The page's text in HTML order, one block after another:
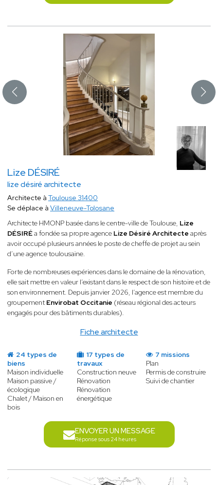
Lize DÉSIRÉ
lize désiré architecte
Fiche architecte
Architecte à Toulouse 31400
Se déplace à Villeneuve-Tolosane
Architecte HMONP basée dans le centre-ville de Toulouse, Lize
DÉSIRÉa fondée sa propre agence Lize Désiré Architecte après
avoir occupé plusieurs années le poste de cheffe de projet au sein
d’une agence toulousaine.
Forte de nombreuses expériences dans le domaine de la rénovation,
elle sait mettre en valeur l’existant dans le respect de son histoire et de
son environnement. Depuis janvier 2026, l’agence est membre du
groupement Envirobat Occitanie (réseau régional des acteurs
engagés pour des bâtiments durables).
24 types de
biens
Maison individuelle
Maison passive /
écologique
Chalet / Maison en
bois
17 types de
travaux
Construction neuve
Rénovation
Rénovation
énergétique
7 missions
Plan
Permis de construire
Suivi de chantier
ENVOYER UN MESSAGE
Réponse sous 24 heures